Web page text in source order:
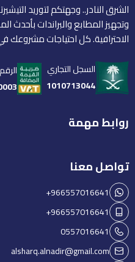
الشرق النادر.. وجهتكم لتوريد
وتجهيز المطابع والبراندات بأحدث
الاحترافية. كل احتياجات مشروعك
السجل التجاري
1010713044
روابط مهمة
تواصل معنا
+966557016641
+966557016641
0557016641
alsharq.alnadir@gmail.com